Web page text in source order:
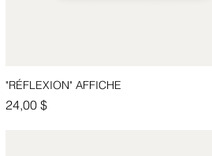
Aperçu rapide
"RÉFLEXION" AFFICHE
Prix
24,00 $